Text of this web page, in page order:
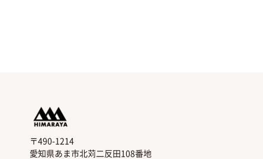
〒490-1214
愛知県あま市北苅二反田108番地